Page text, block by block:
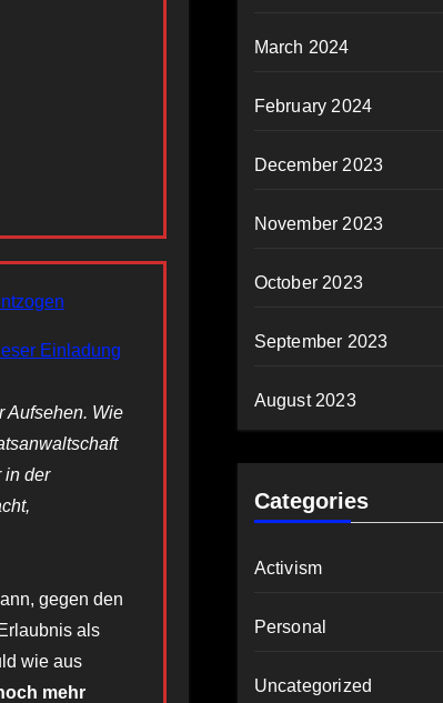
Einladung
Aufsehen. Wie
in der
gegen den
als
wie aus
mehr
March 2024
February 2024
December 2023
November 2023
October 2023
September 2023
August 2023
Categories
Activism
Personal
Uncategorized